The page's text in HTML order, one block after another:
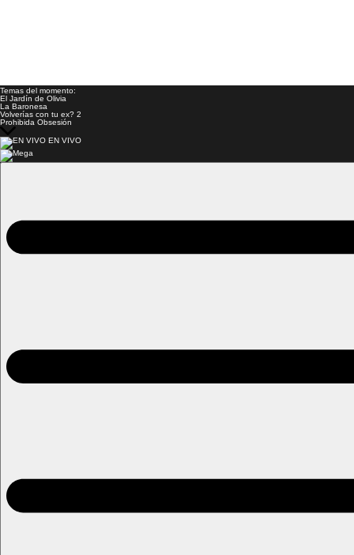
Temas del momento:
El Jardín de Olivia
La Baronesa
Volverías con tu ex? 2
Prohibida Obsesión
EN VIVO